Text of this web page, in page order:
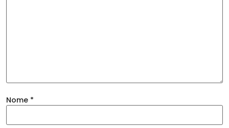
Nome *